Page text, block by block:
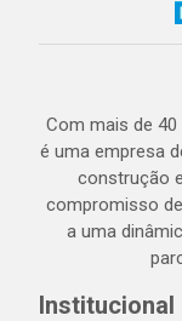
Com mais de
é uma empresa
construção
compromisso
a uma
Institucional